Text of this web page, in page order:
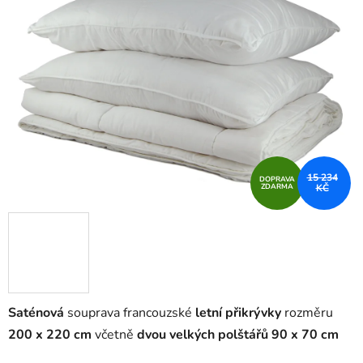
Saténová souprava francouzské letní přikrývky rozměru
200 x 220 cm včetně dvou velkých polštářů 90 x 70 cm
DOPRAVA
ZDARMA
15 234
KČ